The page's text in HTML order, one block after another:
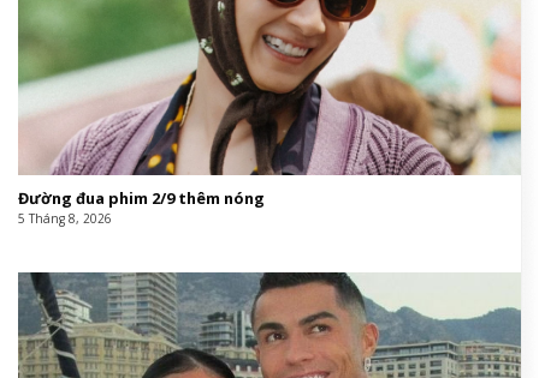
Đường đua phim 2/9 thêm nóng
5 Tháng 8, 2026